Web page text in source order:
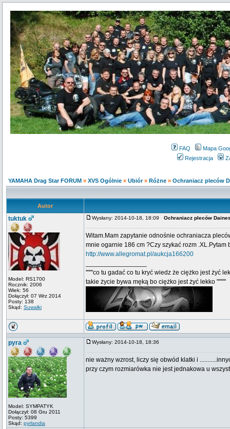
FAQ
Mapa
Rejestracja
YAMAHA Drag Star FORUM » XVS Ogólnie » Ubiór» Różne » Ochraniacz pleców
Autor
tuktuk
Model: RS1700
Rocznik: 2006
Wiek: 56
Dołączył: 07 Wrz 2014
Posty: 138
Skąd: Suwałki
Wysłany: 2014-10-18, 18:09 Ochraniacz pleców
Witam.Mam zapytanie odnośnie ochraniacza
mnie ogarnie 186 cm ?Czy szykać rozm
http://www.allegromat.pl/aukcja166200
'''''''co tu gadać co tu kryć wiedz że ciężko jest żyć
takie życie bywa męką bo ciężko jest żyć lekko '''''''''
pyra
Model: SYMPATYK
Dołączył: 08 Gru 2011
Posty: 5399
Skąd: pyrlandia
Wysłany: 2014-10-18, 18:36
nie ważny wzrost, liczy się obwód klatki i
przy czym rozmiarówka nie jest jednakowa u